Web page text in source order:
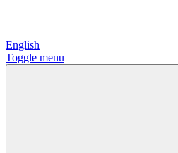
English
Toggle menu